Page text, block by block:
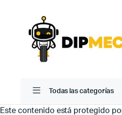
Todas las categorías
Este contenido está protegido